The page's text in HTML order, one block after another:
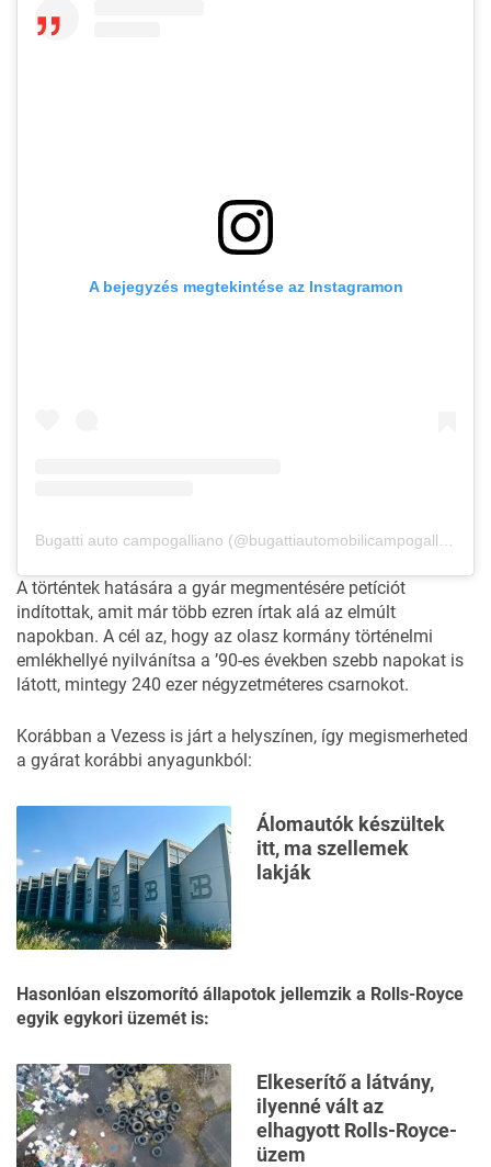
A bejegyzés megtekintése az Instagramon
A történtek hatására a gyár megmentésére petíciót
indítottak, amit már több ezren írtak alá az elmúlt
napokban. A cél az, hogy az olasz kormány történelmi
emlékhellyé nyilvánítsa a ’90-es években szebb napokat is
látott, mintegy 240 ezer négyzetméteres csarnokot.
Korábban a Vezess is járt a helyszínen, így megismerheted
a gyárat korábbi anyagunkból:
Álomautók készültek
itt, ma szellemek
lakják
Hasonlóan elszomorító állapotok jellemzik a Rolls-Royce
egyik egykori üzemét is:
Elkeserítő a látvány,
ilyenné vált az
elhagyott Rolls-Royce-
üzem